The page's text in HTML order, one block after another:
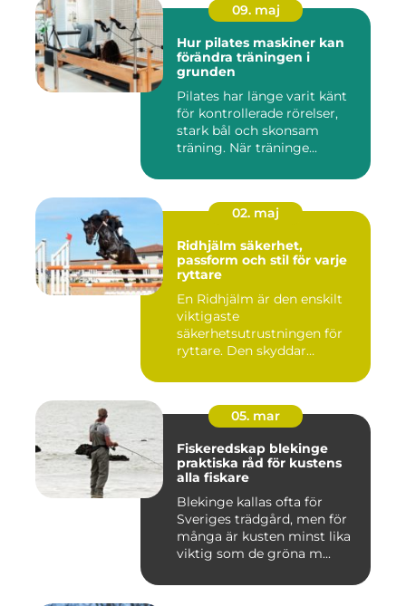
09. maj
Hur pilates maskiner kan
förändra träningen i
grunden
Pilates har länge varit känt
för kontrollerade rörelser,
stark bål och skonsam
träning. När träninge...
02. maj
Ridhjälm säkerhet,
passform och stil för varje
ryttare
En Ridhjälm är den enskilt
viktigaste
säkerhetsutrustningen för
ryttare. Den skyddar
05. mar
Fiskeredskap blekinge
praktiska råd för kustens
alla fiskare
Blekinge kallas ofta för
Sveriges trädgård, men för
många är kusten minst lika
viktig som de gröna m...